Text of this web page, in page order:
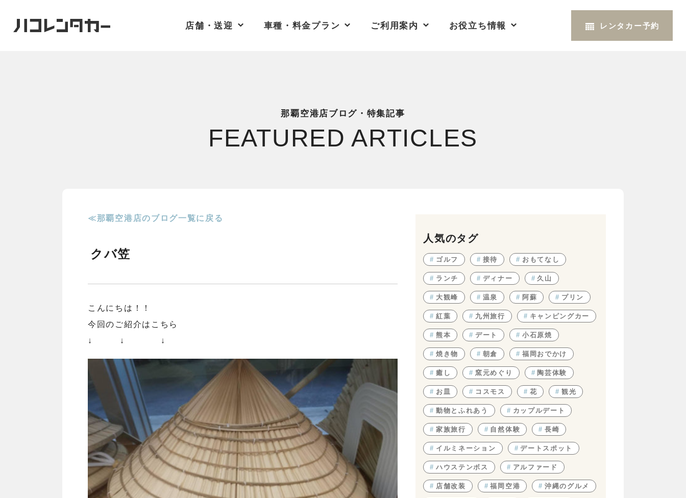
店舗・送迎 車種・料金プラン ご利用案内 お役立ち情報 レンタカー予約
那覇空港店ブログ・特集記事
FEATURED ARTICLES
≪那覇空港店のブログ一覧に戻る
クバ笠
こんにちは！！
今回のご紹介はこちら
↓ ↓ ↓
人気のタグ
# ゴルフ # 接待 # おもてなし
# ランチ # ディナー # 久山
# 大観峰 # 温泉 # 阿蘇 # プリン
# 紅葉 # 九州旅行 # キャンピングカー
# 熊本 # デート # 小石原焼
# 焼き物 # 朝倉 # 福岡おでかけ
# 癒し # 窯元めぐり # 陶芸体験
# お皿 # コスモス # 花 # 観光
# 動物とふれあう # カップルデート
# 家族旅行 # 自然体験 # 長崎
# イルミネーション # デートスポット
# ハウステンボス # アルファード
# 店舗改装 # 福岡空港 # 沖縄のグルメ